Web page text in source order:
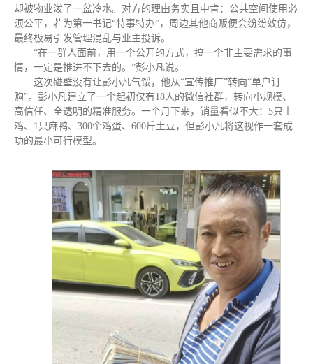
却被物业泼了一盆冷水。对方的理由务实且中肯：公共空间使用必
须公平，若为第一书记“特事特办”，周边其他商贩便会纷纷效仿，
最终极易引发管理混乱与业主投诉。
“在一群人面前，用一个公开的方式，搞一个非主要需求的事
情，一定是推进不下去的。”彭小凡说。
这次碰壁没有让彭小凡气馁，他从“宣传推广”转向“单户订
购”。彭小凡建立了一个起初仅有18人的微信社群，转向小规模、
高信任、全透明的精准服务。一个月下来，销量看似不大：5只土
鸡、1只麻鸭、300个鸡蛋、600斤土豆，但彭小凡将这视作一套成
功的最小可行模型。